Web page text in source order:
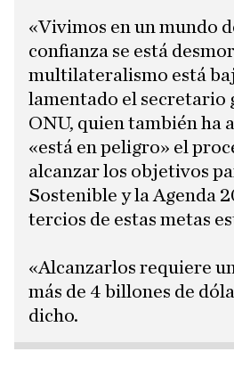
«Vivimos en un mundo
confianza se está
multilateralismo está
lamentado el secretario
ONU, quien también ha
«está en peligro» el
alcanzar los objetivos
Sostenible y la Agenda
tercios de estas metas
«Alcanzarlos requiere
más de 4 billones de
dicho.